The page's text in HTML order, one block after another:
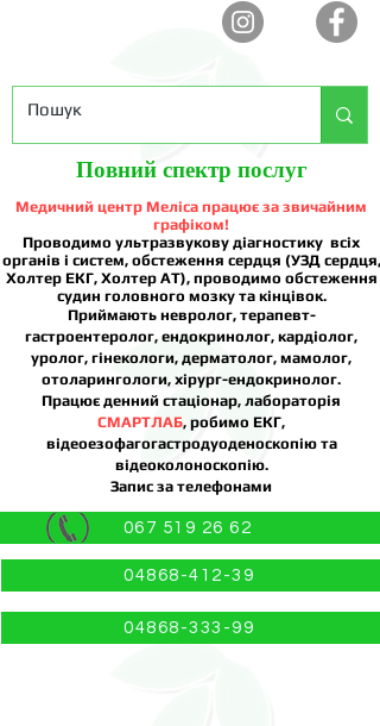
Повний спектр послуг
Медичний центр Меліса працює за звичайним
графіком!
Проводимо ультразвукову діагностику всіх
органів і систем, обстеження сердця (УЗД сердця,
Холтер ЕКГ, Холтер АТ), проводимо обстеження
судин головного мозку та кінцівок.
Приймають невролог, терапевт-
гастроентеролог, ендокринолог, кардіолог,
уролог, гінекологи, дерматолог, мамолог,
отоларингологи, хірург-ендокринолог.
Працює денний стаціонар, лабораторія
СМАРТЛАБ, робимо ЕКГ,
відеоезофагогастродуоденоскопію та
відеоколоноскопію.
Запис за телефонами
067 519 26 62
04868-412-39
04868-333-99